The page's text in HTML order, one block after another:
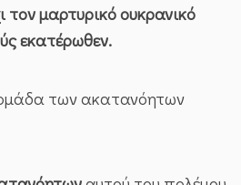
τον μαρτυρικό ουκρανικό
εκατέρωθεν.
των ακατανόητων